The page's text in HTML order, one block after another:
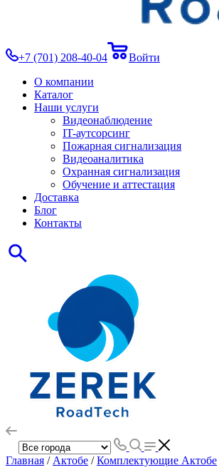
+7 (701) 208-40-04
Войти
О компании
Каталог
Наши услуги
Видеонаблюдение
IT-аутсорсинг
Пожарная сигнализация
Видеоаналитика
Охранная сигнализация
Обучение и аттестация
Доставка
Блог
Контакты
Главная / Актобе /Комплектующие Актобе